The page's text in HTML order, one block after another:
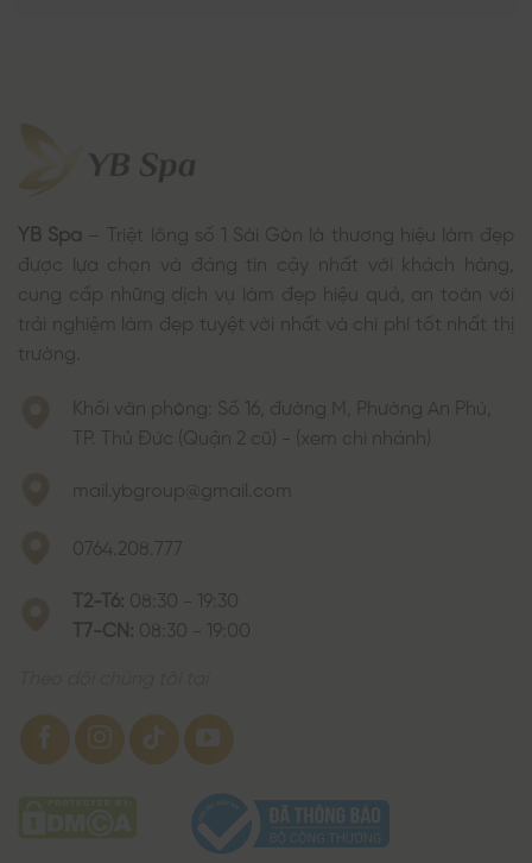
YB Spa – Triệt lông số 1 Sài Gòn là thương hiệu làm đẹp
được lựa chọn và đáng tin cậy nhất với khách hàng,
cung cấp những dịch vụ làm đẹp hiệu quả, an toàn với
trải nghiệm làm đẹp tuyệt vời nhất và chi phí tốt nhất thị
trường.
Khối văn phòng: Số 16, đường M, Phường An Phú,
TP. Thủ Đức (Quận 2 cũ) - (xem chi nhánh)
mail.ybgroup@gmail.com
0764.208.777
T2-T6: 08:30 - 19:30
T7-CN: 08:30 - 19:00